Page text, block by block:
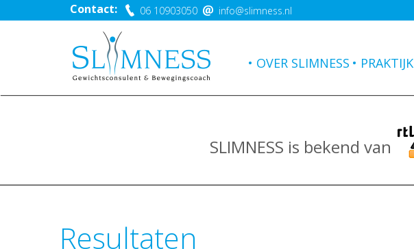
Contact: 06 10903050 info@slimness.nl
OVER SLIMNESS PRAKTIJK
SLIMNESS is bekend van
Resultaten